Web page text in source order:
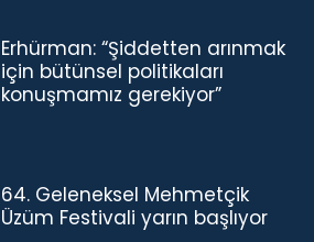
Erhürman: “Şiddetten arınmak
için bütünsel politikaları
konuşmamız gerekiyor”
64. Geleneksel Mehmetçik
Üzüm Festivali yarın başlıyor